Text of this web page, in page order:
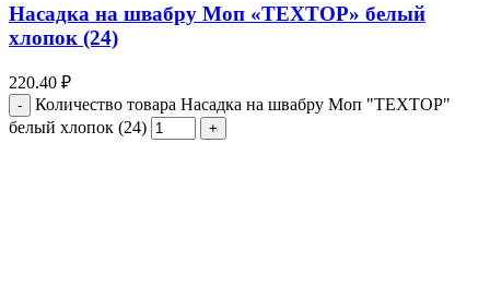
Насадка на швабру Моп «ТЕХТОР» белый
хлопок (24)
220.40 ₽
Количество товара Насадка на швабру Моп "ТЕХТОР"
белый хлопок (24)